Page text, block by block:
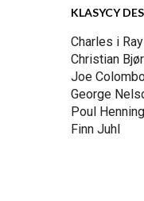
KLASYCY
Charles i
Christian
Joe
George
Poul
Finn Juhl